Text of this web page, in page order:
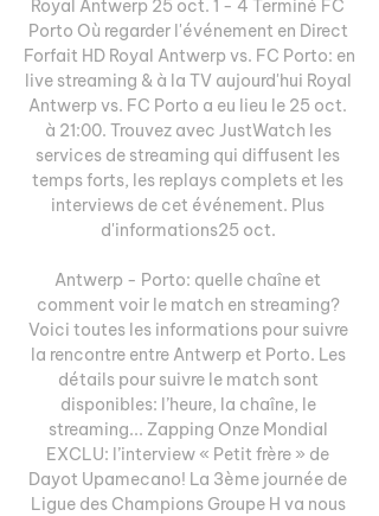
Royal Antwerp 25 oct. 1 - 4 Terminé FC
Porto Où regarder l'événement en Direct
Forfait HD Royal Antwerp vs. FC Porto: en
live streaming & à la TV aujourd'hui Royal
Antwerp vs. FC Porto a eu lieu le 25 oct.
à 21:00. Trouvez avec JustWatch les
services de streaming qui diffusent les
temps forts, les replays complets et les
interviews de cet événement. Plus
d'informations25 oct.
Antwerp - Porto: quelle chaîne et
comment voir le match en streaming?
Voici toutes les informations pour suivre
la rencontre entre Antwerp et Porto. Les
détails pour suivre le match sont
disponibles: l’heure, la chaîne, le
streaming... Zapping Onze Mondial
EXCLU: l’interview « Petit frère » de
Dayot Upamecano! La 3ème journée de
Ligue des Champions Groupe H va nous